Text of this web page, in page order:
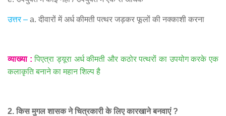
उत्तर– a. दीवारों में अर्ध कीमती पत्थर जड़कर फूलों की नक्काशी करना
व्याख्या:पिएत्रा ड्यूरा अर्ध कीमती और कठोर पत्थरों का उपयोग करके एक
कलाकृति बनाने का महान शिल्प है
2.किस मुगल शासक ने चित्रकारी के लिए कारखाने बनवाएं?